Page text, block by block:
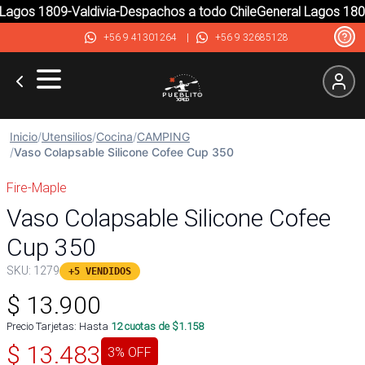
1809-Valdivia-Despachos a todo ChileGeneral Lagos
+56 9 41301264| +56 9 32685128
Inicio/Utensilios/Cocina/CAMPING
/Vaso Colapsable Silicone Cofee Cup 350
Fire-Maple
Vaso Colapsable Silicone Cofee
Cup 350
SKU: 1279 +5 VENDIDOS
$ 13.900
Precio Tarjetas: Hasta 12cuotas de $1.158
$ 13.483 3% OFF